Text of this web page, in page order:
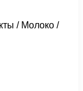
/ Молоко /